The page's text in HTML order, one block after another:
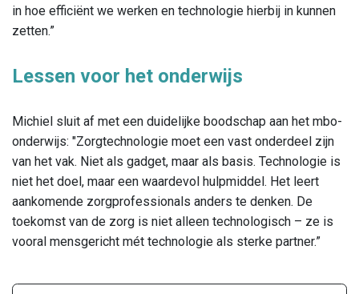
in hoe efficiënt we werken en technologie hierbij in kunnen
zetten.”
Lessen voor het onderwijs
Michiel sluit af met een duidelijke boodschap aan het mbo-
onderwijs: "Zorgtechnologie moet een vast onderdeel zijn
van het vak. Niet als gadget, maar als basis. Technologie is
niet het doel, maar een waardevol hulpmiddel. Het leert
aankomende zorgprofessionals anders te denken. De
toekomst van de zorg is niet alleen technologisch – ze is
vooral mensgericht mét technologie als sterke partner.”